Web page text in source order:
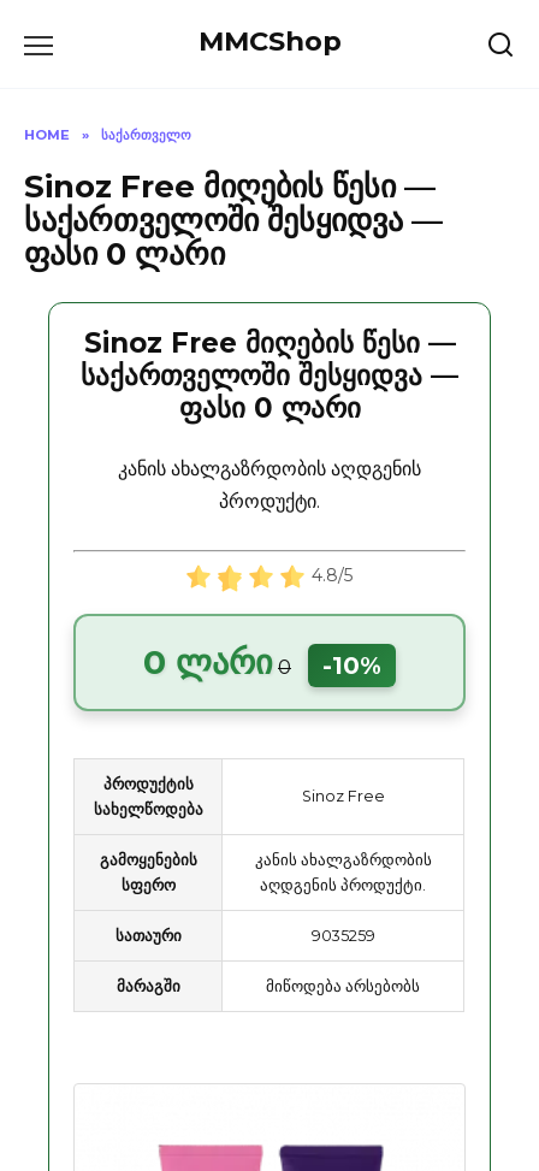
MMCShop
HOME » ᲡᲐᲥᲐᲠᲗᲕᲔᲚᲝ
Sinoz Free მიღების წესი —
საქართველოში შესყიდვა —
ფასი 0 ლარი
Sinoz Free მიღების წესი —
საქართველოში შესყიდვა —
ფასი 0 ლარი
კანის ახალგაზრდობის აღდგენის
პროდუქტი.
4.8/5
0 ლარი 0 -10%
პროდუქტის
სახელწოდება
Sinoz Free
გამოყენების
სფერო
კანის ახალგაზრდობის
აღდგენის პროდუქტი.
სათაური 9035259
მარაგში მიწოდება არსებობს